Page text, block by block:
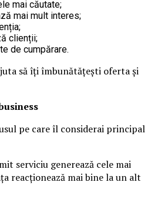
mai căutate;
mai mult interes;
clienții;
de cumpărare.
să îți îmbunătățești oferta și
pe care îl considerai principal
serviciu generează cele mai
reacționează mai bine la un alt